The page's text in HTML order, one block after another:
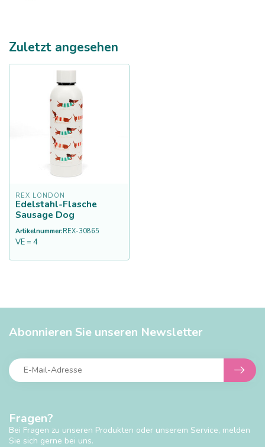
Zuletzt angesehen
REX LONDON
Edelstahl-Flasche
Sausage Dog
Artikelnummer:REX-30865
VE = 4
Fragen?
Bei Fragen zu unseren Produkten oder unserem Service, melden
Sie sich gerne bei uns.
Abonnieren Sie unseren Newsletter